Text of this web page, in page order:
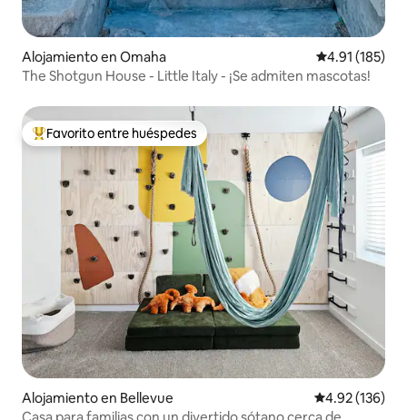
Alojamiento en Omaha Calificación
4.91 (185)
The Shotgun House - Little Italy - ¡Se admiten mascotas!
Favorito entre huéspedes preferido
Favorito entre huéspedes
Alojamiento en Bellevue Calificación
4.92 (136)